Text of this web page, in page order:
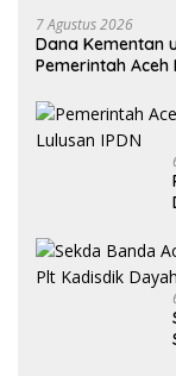
7 Agustus 2026
Dana Kementan
Pemerintah Aceh